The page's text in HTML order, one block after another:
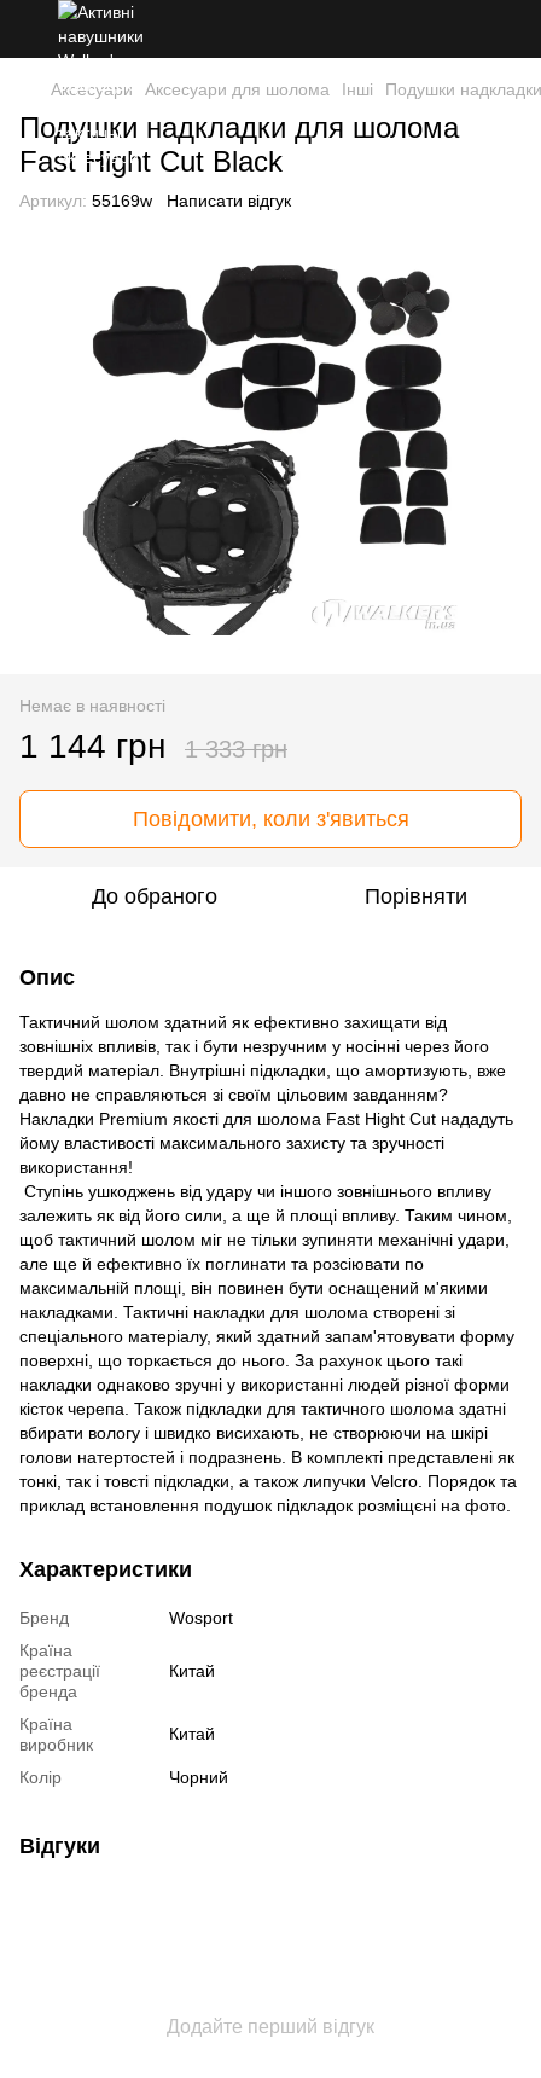
Аксесуари Аксесуари для шолома Інші Подушки
Подушки надкладки для шолома
Fast Hight Cut Black
Артикул: 55169w Написати відгук
Немає в наявності
1 144 грн 1 333 грн
Повідомити, коли з'явиться
До обраного Порівняти
Опис
Тактичний шолом здатний як ефективно захищати від
зовнішніх впливів, так і бути незручним у носінні через його
твердий матеріал. Внутрішні підкладки, що амортизують, вже
давно не справляються зі своїм цільовим завданням?
Накладки Premium якості для шолома Fast Hight Cut нададуть
йому властивості максимального захисту та зручності
використання!
Ступінь ушкоджень від удару чи іншого зовнішнього впливу
залежить як від його сили, а ще й площі впливу. Таким чином,
щоб тактичний шолом міг не тільки зупиняти механічні удари,
але ще й ефективно їх поглинати та розсіювати по
максимальній площі, він повинен бути оснащений м'якими
накладками. Тактичні накладки для шолома створені зі
спеціального матеріалу, який здатний запам'ятовувати форму
поверхні, що торкається до нього. За рахунок цього такі
накладки однаково зручні у використанні людей різної форми
кісток черепа. Також підкладки для тактичного шолома здатні
вбирати вологу і швидко висихають, не створюючи на шкірі
голови натертостей і подразнень. В комплекті представлені як
тонкі, так і товсті підкладки, а також липучки Velcro. Порядок та
приклад встановлення подушок підкладок розміщєні на фото.
Характеристики
Бренд
Wosport
Країна
реєстрації
бренда
Китай
Країна
виробник
Китай
Колір Чорний
Відгуки
Додайте перший відгук